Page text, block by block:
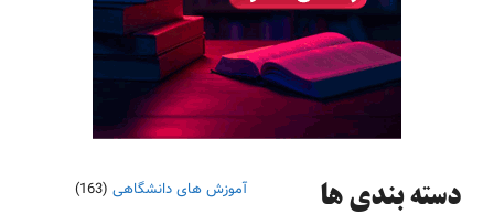
دسته‌ بندی ها آموزش های دانشگاهی (163)